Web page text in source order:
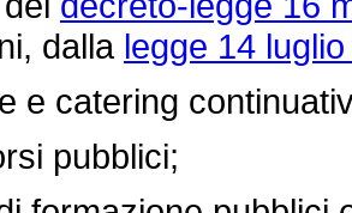
dalla legge 14
catering
pubblici;